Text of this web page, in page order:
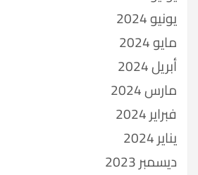
يونيو 2024
مايو 2024
أبريل 2024
مارس 2024
فبراير 2024
يناير 2024
ديسمبر 2023